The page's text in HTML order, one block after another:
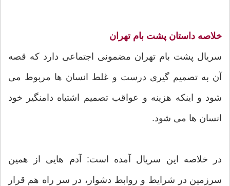
خلاصه داستان پشت بام تهران
سریال پشت بام تهران مضمونی اجتماعی دارد که قصه
آن به تصمیم گیری درست و غلط انسان ها مربوط می
شود و اینکه هزینه و عواقب تصمیم اشتباه دامنگیر خود
انسان ها می شود.
در خلاصه این سریال آمده است: آدم هایی از همین
سرزمین در شرایط و روابط دشوار، در سر راه هم قرار